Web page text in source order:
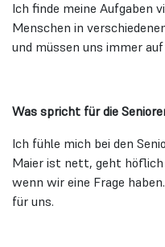
Ich finde meine Aufgaben
Menschen in
und müssen uns immer
Was spricht für die
Ich fühle mich bei den
Maier ist nett, geht
wenn wir eine Frage
für uns.